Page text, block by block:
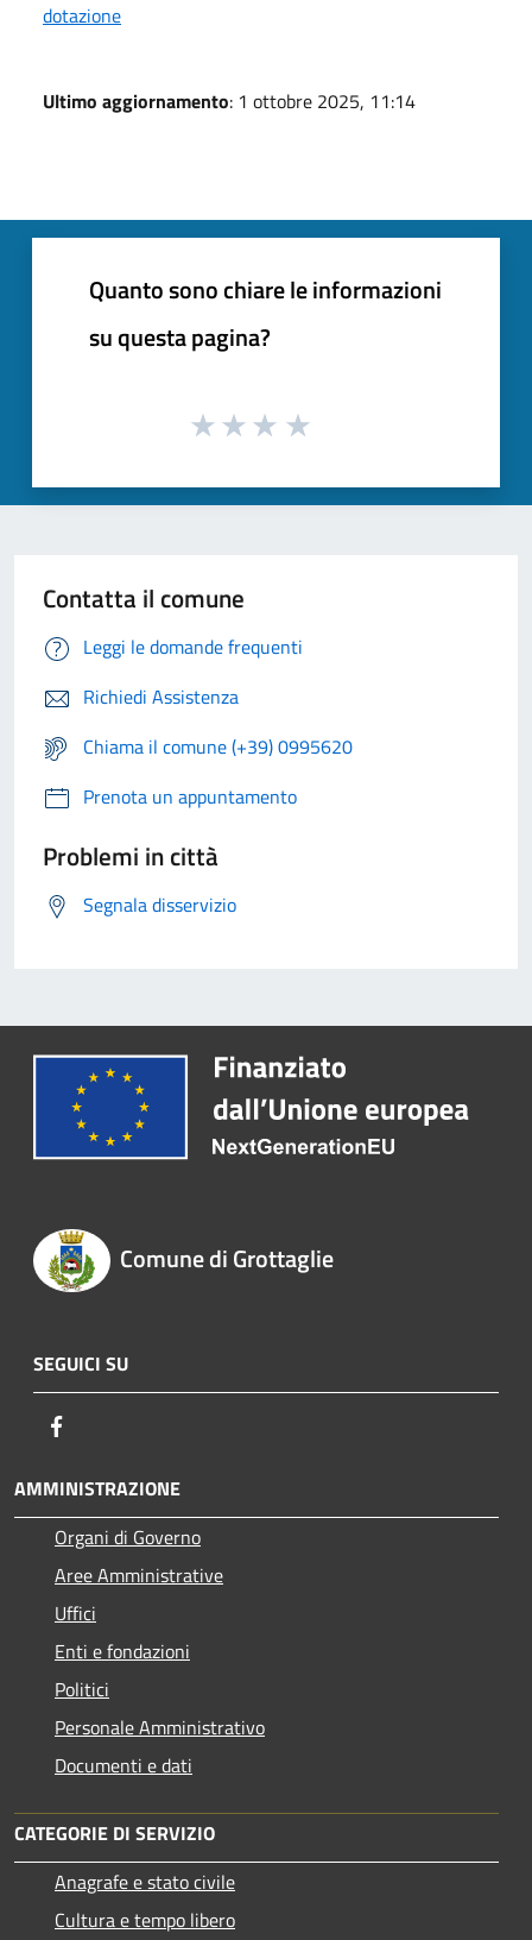
dotazione
Ultimo aggiornamento: 1 ottobre 2025, 11:14
Quanto sono chiare le informazioni
su questa pagina?
Contatta il comune
Leggi le domande frequenti
Richiedi Assistenza
Chiama il comune (+39) 0995620
Prenota un appuntamento
Problemi in città
Segnala disservizio
Comune di Grottaglie
SEGUICI SU
AMMINISTRAZIONE
Organi di Governo
Aree Amministrative
Uffici
Enti e fondazioni
Politici
Personale Amministrativo
Documenti e dati
CATEGORIE DI SERVIZIO
Anagrafe e stato civile
Cultura e tempo libero